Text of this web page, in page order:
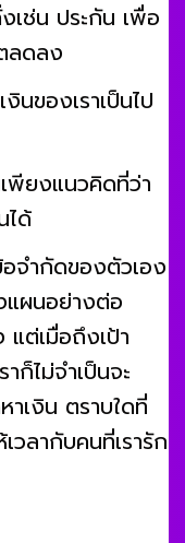
เช่น ประกัน เพื่อ
ลดลง
นของเราเป็นไป
พียงแนวคิดที่ว่า
ได้
จำกัดของตัวเอง
แผนอย่างต่อ
แต่เมื่อถึงเป้า
ก็ไม่จำเป็นจะ
เงิน ตราบใดที่
วลากับคนที่เรารัก